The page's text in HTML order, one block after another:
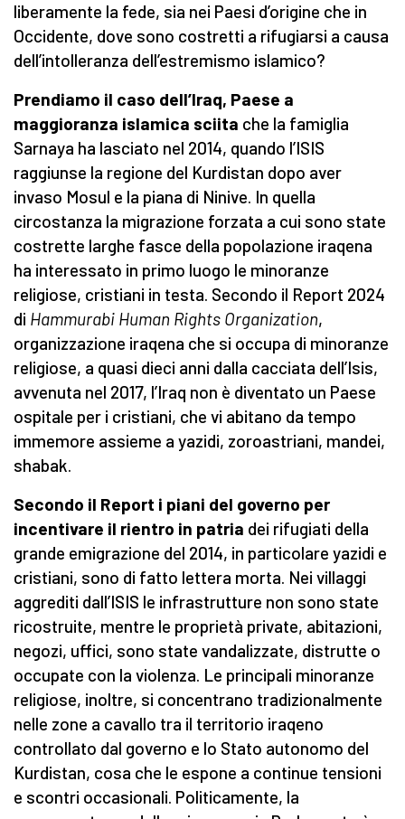
liberamente la fede, sia nei Paesi d’origine che in
Occidente, dove sono costretti a rifugiarsi a causa
dell’intolleranza dell’estremismo islamico?
Prendiamo il caso dell’Iraq, Paese a
maggioranza islamica sciita che la famiglia
Sarnaya ha lasciato nel 2014, quando l’ISIS
raggiunse la regione del Kurdistan dopo aver
invaso Mosul e la piana di Ninive. In quella
circostanza la migrazione forzata a cui sono state
costrette larghe fasce della popolazione iraqena
ha interessato in primo luogo le minoranze
religiose, cristiani in testa. Secondo il Report 2024
di Hammurabi Human Rights Organization,
organizzazione iraqena che si occupa di minoranze
religiose, a quasi dieci anni dalla cacciata dell’Isis,
avvenuta nel 2017, l’Iraq non è diventato un Paese
ospitale per i cristiani, che vi abitano da tempo
immemore assieme a yazidi, zoroastriani, mandei,
shabak.
Secondo il Report i piani del governo per
incentivare il rientro in patria dei rifugiati della
grande emigrazione del 2014, in particolare yazidi e
cristiani, sono di fatto lettera morta. Nei villaggi
aggrediti dall’ISIS le infrastrutture non sono state
ricostruite, mentre le proprietà private, abitazioni,
negozi, uffici, sono state vandalizzate, distrutte o
occupate con la violenza. Le principali minoranze
religiose, inoltre, si concentrano tradizionalmente
nelle zone a cavallo tra il territorio iraqeno
controllato dal governo e lo Stato autonomo del
Kurdistan, cosa che le espone a continue tensioni
e scontri occasionali. Politicamente, la